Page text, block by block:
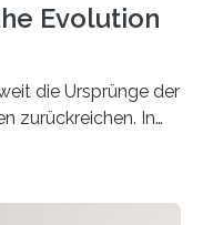
Evolution
die Ursprünge der
zurückreichen. In
Stechmücken-